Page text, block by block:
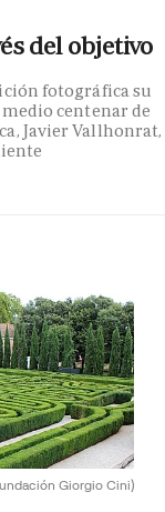
del objetivo
fotográfica su
centenar de
Javier Vallhonrat,
Giorgio Cini)